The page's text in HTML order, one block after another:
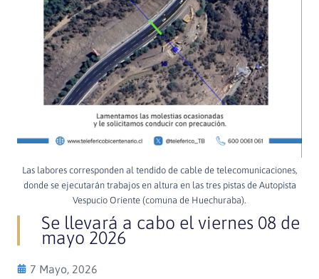
Las labores corresponden al tendido de cable de telecomunicaciones,
donde se ejecutarán trabajos en altura en las tres pistas de Autopista
Vespucio Oriente (comuna de Huechuraba).
Se llevará a cabo el viernes 08 de
mayo 2026
7 Mayo, 2026